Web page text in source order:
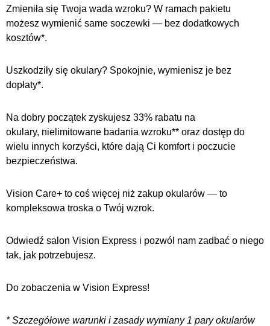
Zmieniła się Twoja wada wzroku? W ramach pakietu
możesz wymienić same soczewki — bez dodatkowych
kosztów*.
Uszkodziły się okulary? Spokojnie, wymienisz je bez
dopłaty*.
Na dobry początek zyskujesz 33% rabatu na
okulary, nielimitowane badania wzroku** oraz dostęp do
wielu innych korzyści, które dają Ci komfort i poczucie
bezpieczeństwa.
Vision Care+ to coś więcej niż zakup okularów — to
kompleksowa troska o Twój wzrok.
Odwiedź salon Vision Express i pozwól nam zadbać o niego
tak, jak potrzebujesz.
Do zobaczenia w Vision Express!
* Szczegółowe warunki i zasady wymiany 1 pary okularów